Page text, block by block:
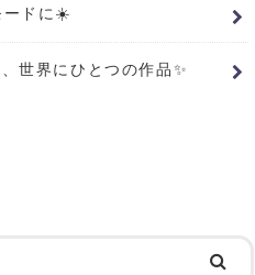
ードに☀️
世界にひとつの作品✨